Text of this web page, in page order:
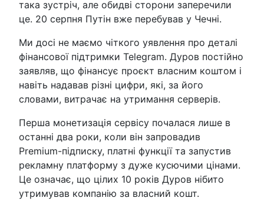
така зустріч, але обидві сторони заперечили
це. 20 серпня Путін вже перебував у Чечні.
Ми досі не маємо чіткого уявлення про деталі
фінансової підтримки Telegram. Дуров постійно
заявляв, що фінансує проєкт власним коштом і
навіть надавав різні цифри, які, за його
словами, витрачає на утримання серверів.
Перша монетизація сервісу почалася лише в
останні два роки, коли він запровадив
Premium-підписку, платні функції та запустив
рекламну платформу з дуже кусючими цінами.
Це означає, що цілих 10 років Дуров нібито
утримував компанію за власний кошт.